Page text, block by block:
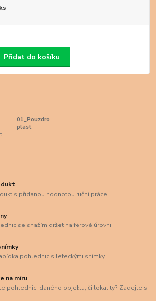
Přidat do košíku
01_Pouzdro
plast
s přidanou hodnotou ruční práce.
se snažím držet na férové úrovni.
pohlednic s leteckými snímky.
na míru
pohlednici daného objektu, či lokality? Zadejte si